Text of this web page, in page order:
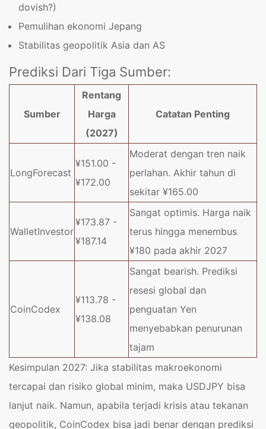
dovish?)
Pemulihan ekonomi Jepang
Stabilitas geopolitik Asia dan AS
Prediksi Dari Tiga Sumber:
Sumber
Rentang
Harga
(2027)
Catatan Penting
LongForecast
¥151.00 -
¥172.00
Moderat dengan tren naik
perlahan. Akhir tahun di
sekitar ¥165.00
WalletInvestor
¥173.87 -
¥187.14
Sangat optimis. Harga naik
terus hingga menembus
¥180 pada akhir 2027
CoinCodex
¥113.78 -
¥138.08
Sangat bearish. Prediksi
resesi global dan
penguatan Yen
menyebabkan penurunan
tajam
Kesimpulan 2027: Jika stabilitas makroekonomi
tercapai dan risiko global minim, maka USDJPY bisa
lanjut naik. Namun, apabila terjadi krisis atau tekanan
geopolitik, CoinCodex bisa jadi benar dengan prediksi